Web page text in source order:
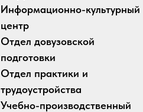
Информационно-культурный
центр
Отдел довузовской
подготовки
Отдел практики и
трудоустройства
Учебно-производственный